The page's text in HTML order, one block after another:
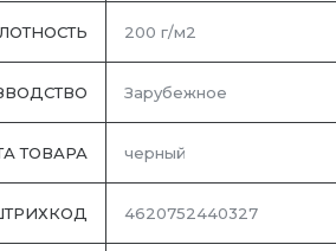
200 г/м2
Зарубежное
ТОВАРА черный
4620752440327